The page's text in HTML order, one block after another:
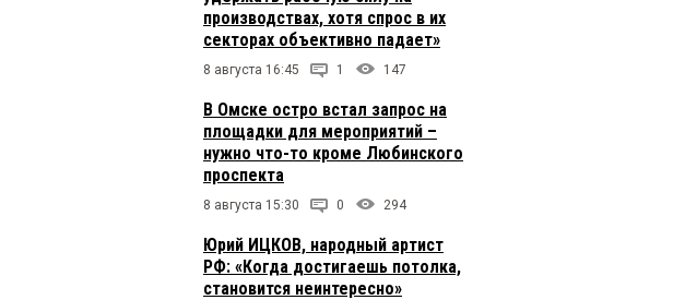
производствах, хотя спрос в их
секторах объективно падает»
8 августа 16:45 1 147
В Омске остро встал запрос на
площадки для мероприятий –
нужно что-то кроме Любинского
проспекта
8 августа 15:30 0 294
Юрий ИЦКОВ, народный артист
РФ: «Когда достигаешь потолка,
становится неинтересно»